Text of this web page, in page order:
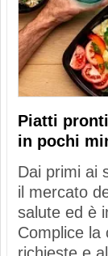
Piatti
in pochi
Dai primi ai
il mercato
salute ed è
Complice la